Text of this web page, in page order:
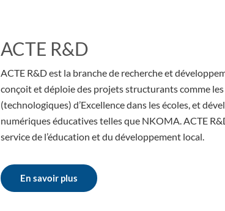
ACTE R&D
ACTE R&D est la branche de recherche et
conçoit et déploie des projets structurants comme
(technologiques) d’Excellence dans les écoles, et
numériques éducatives telles que NKOMA. ACTE
service de l’éducation et du développement local.
En savoir plus